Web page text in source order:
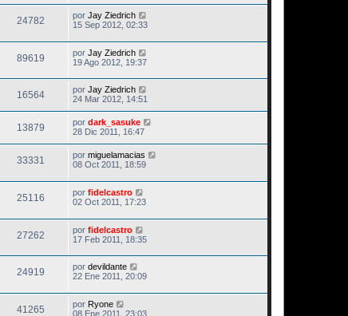
24782 por Jay Ziedrich
15 Sep 2012, 02:33
89619 por Jay Ziedrich
19 Ago 2012, 19:37
16564 por Jay Ziedrich
24 Mar 2012, 14:51
13879 por dark_sasuke
28 Dic 2011, 16:47
33331 por miguelamacias
08 Oct 2011, 18:59
25116 por fidelcastro
02 Oct 2011, 17:23
27262 por fidelcastro
17 Feb 2011, 18:35
24919 por devildante
22 Ene 2011, 20:09
41265 por Ryone
08 Ene 2011, 23:03